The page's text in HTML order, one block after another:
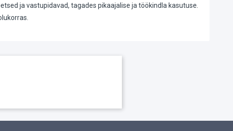
ja vastupidavad, tagades pikaajalise ja töökindla kasutuse.